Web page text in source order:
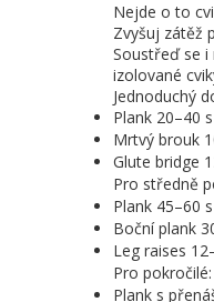
Nejde o to
Zvyšuj zátěž
Soustřeď se i
izolované
Jednoduchý
Plank 20–40 s
Mrtvý brouk
Glute bridge
Pro středně
Plank 45–60
Boční plank
Leg raises
Pro
Plank s